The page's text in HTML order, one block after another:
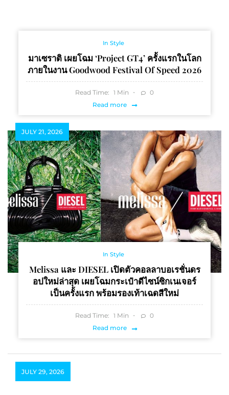
In Style
มาเซราติ เผยโฉม ‘Project GT4’ ครั้งแรกในโลก
ภายในงาน Goodwood Festival Of Speed 2026
Read Time: 1 Min
0
Read more
JULY 21, 2026
In Style
Melissa และ DIESEL เปิดตัวคอลลาบอเรชั่นดร
อปใหม่ล่าสุด เผยโฉมกระเป๋าดีไซน์ซิกเนเจอร์
เป็นครั้งแรก พร้อมรองเท้าเฉดสีใหม่
Read Time: 1 Min
0
Read more
JULY 29, 2026